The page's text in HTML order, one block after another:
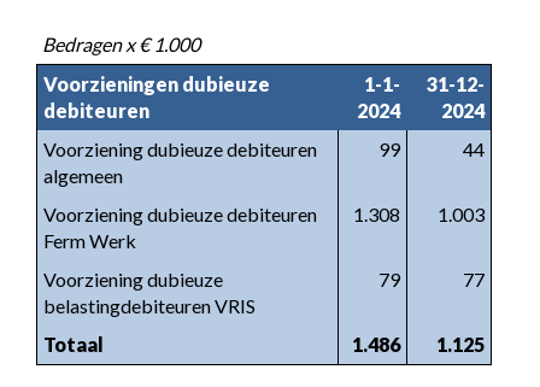
Bedragen x € 1.000
Voorzieningen dubieuze
debiteuren
1-1-
2024
31-12-
2024
Voorziening dubieuze debiteuren
algemeen
99 44
Voorziening dubieuze debiteuren
Ferm Werk
1.308 1.003
Voorziening dubieuze
belastingdebiteuren VRIS
79 77
Totaal 1.486 1.125